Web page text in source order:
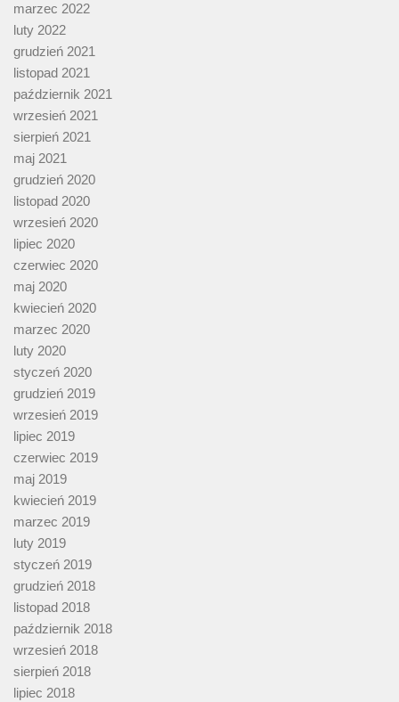
marzec 2022
luty 2022
grudzień 2021
listopad 2021
październik 2021
wrzesień 2021
sierpień 2021
maj 2021
grudzień 2020
listopad 2020
wrzesień 2020
lipiec 2020
czerwiec 2020
maj 2020
kwiecień 2020
marzec 2020
luty 2020
styczeń 2020
grudzień 2019
wrzesień 2019
lipiec 2019
czerwiec 2019
maj 2019
kwiecień 2019
marzec 2019
luty 2019
styczeń 2019
grudzień 2018
listopad 2018
październik 2018
wrzesień 2018
sierpień 2018
lipiec 2018